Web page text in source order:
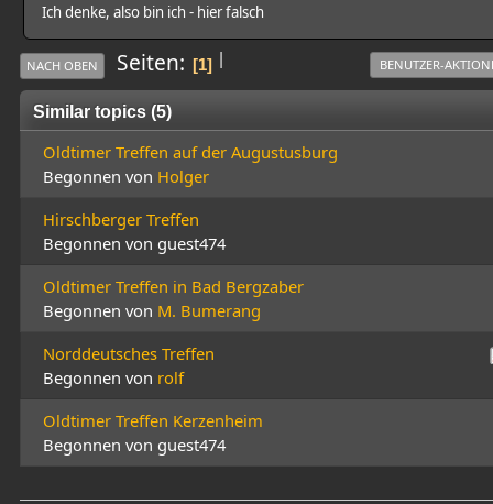
Ich denke, also bin ich - hier falsch
|
NACH OBEN Seiten 1 BENUTZER-
Similar topics (5)
Oldtimer Treffen auf der Augustusburg
Begonnen von Holger
Hirschberger Treffen
Begonnen von guest474
Oldtimer Treffen in Bad Bergzaber
Begonnen von M. Bumerang
Norddeutsches Treffen
Begonnen von rolf
Oldtimer Treffen Kerzenheim
Begonnen von guest474